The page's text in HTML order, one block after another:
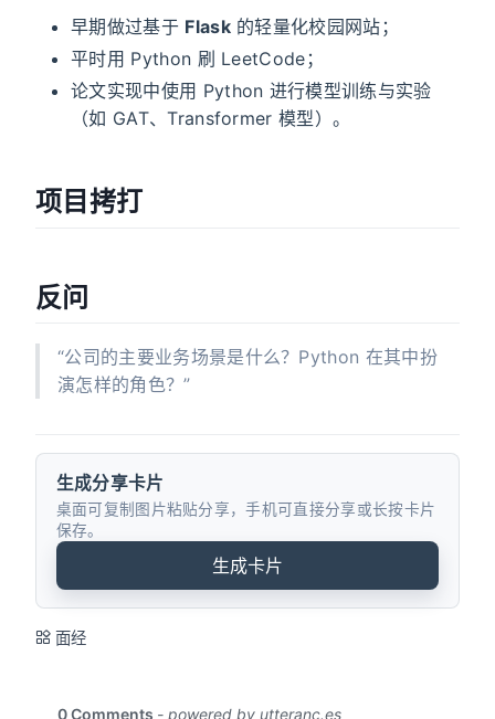
早期做过基于 Flask的轻量化校园网站；
平时用 Python 刷 LeetCode；
论文实现中使用 Python 进行模型训练与实验
（如 GAT、Transformer 模型）。
项目拷打
反问
“公司的主要业务场景是什么？Python 在其中扮
演怎样的角色？”
生成分享卡片
桌面可复制图片粘贴分享，手机可直接分享或长按卡片
保存。
生成卡片
面经